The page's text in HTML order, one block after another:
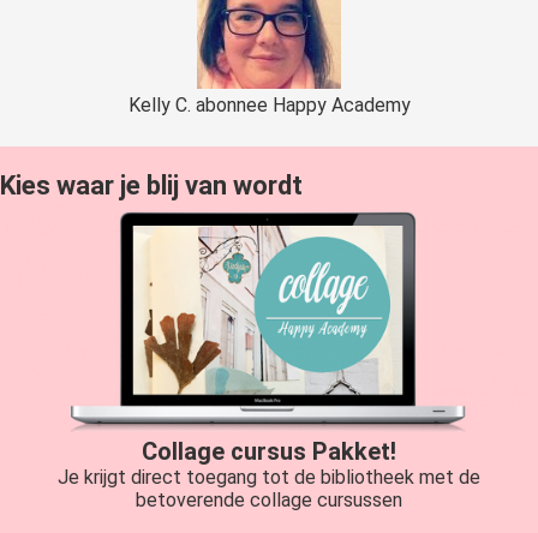
Kelly C. abonnee Happy Academy
Kies waar je blij van wordt
Collage cursus Pakket!
Je krijgt direct toegang tot de bibliotheek met de
betoverende collage cursussen